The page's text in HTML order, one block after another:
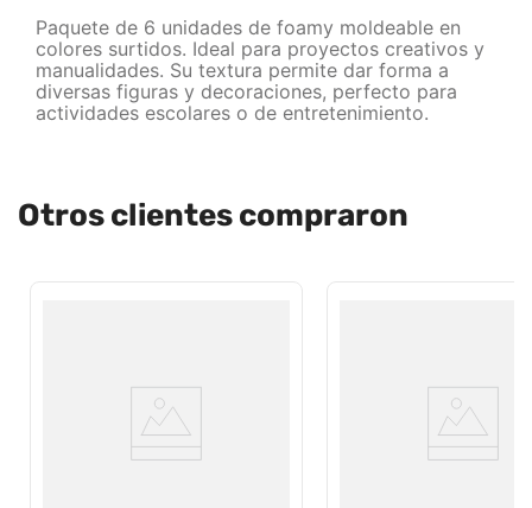
Paquete de 6 unidades de foamy moldeable en
colores surtidos. Ideal para proyectos creativos y
manualidades. Su textura permite dar forma a
diversas figuras y decoraciones, perfecto para
actividades escolares o de entretenimiento.
Otros clientes compraron